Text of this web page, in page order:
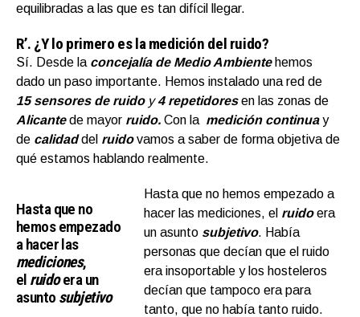
equilibradas a las que es tan difícil llegar.
R’. ¿Y lo primero es la medición del ruido?
Sí. Desde la concejalía de Medio Ambientehemos
dado un paso importante. Hemos instalado una red de
15 sensores de ruido y4 repetidores en las zonas de
Alicantede mayor ruido. Con la medición continuay
de calidaddel ruidovamos a saber de forma objetiva de
qué estamos hablando realmente.
Hasta que no
hemos empezado
a hacer las
mediciones,
el ruidoera un
asunto subjetivo
Hasta que no hemos empezado a
hacer las mediciones, el ruidoera
un asunto subjetivo. Había
personas que decían que el ruido
era insoportable y los hosteleros
decían que tampoco era para
tanto, que no había tanto ruido.